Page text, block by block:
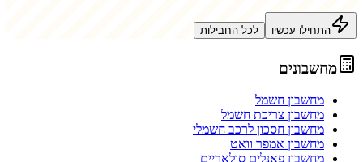
התחילו עכשיו לכל החבילות
מחשבונים
מחשבון חשמל
מחשבון צריכת חשמל
מחשבון חסכון לרכב חשמלי
מחשבון אמפר וואט
מחשבון פאנלים סולאריים